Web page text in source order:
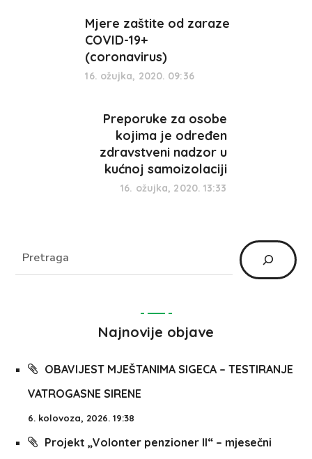
Mjere zaštite od zaraze
COVID-19+
(coronavirus)
16. ožujka, 2020. 09:36
Preporuke za osobe
kojima je određen
zdravstveni nadzor u
kućnoj samoizolaciji
16. ožujka, 2020. 13:33
Najnovije objave
OBAVIJEST MJEŠTANIMA SIGECA – TESTIRANJE
VATROGASNE SIRENE
6. kolovoza, 2026. 19:38
Projekt „Volonter penzioner II“ – mjesečni